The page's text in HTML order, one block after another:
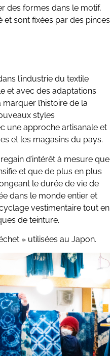
des formes dans le motif,
sont fixées par des pinces
l’industrie du textile
et avec des adaptations
l’histoire de la
styles
une approche artisanale et
et les magasins du pays.
d’intérêt à mesure que
et que de plus en plus
le durée de vie de
dans le monde entier et
vestimentaire tout en
de teinture.
» utilisées au Japon.